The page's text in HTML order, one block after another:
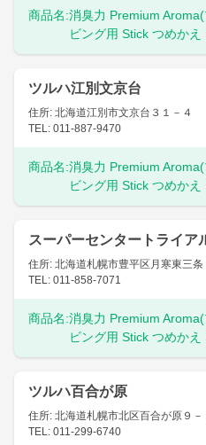
商品名:消臭力 Premium
ビング用 Stick つめかえ
ツルハ江別文京台
住所: 北海道江別市文京台３１－４
TEL: 011-887-9470
商品名:消臭力 Premium
ビング用 Stick つめかえ
スーパーセンタートライア
住所: 北海道札幌市豊平区月寒東三条
TEL: 011-858-7071
商品名:消臭力 Premium
ビング用 Stick つめかえ
ツルハ百合が原
住所: 北海道札幌市北区百合が原９－
TEL: 011-299-6740